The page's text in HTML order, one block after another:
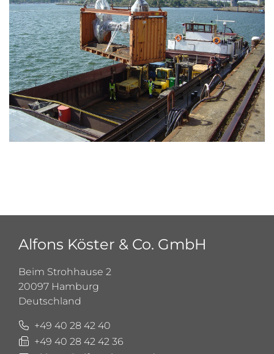
Alfons Köster & Co. GmbH
Beim Strohhause 2
20097 Hamburg
Deutschland
+49 40 28 42 40
+49 40 28 42 42 36